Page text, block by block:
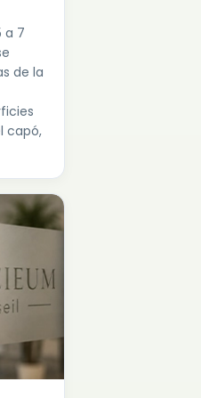
a 7
de la
capó,